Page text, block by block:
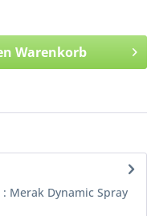
Warenkorb
Merak Dynamic Spray